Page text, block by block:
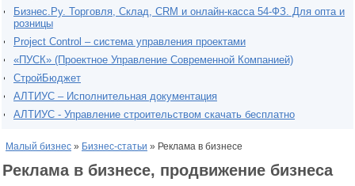
Бизнес.Ру. Торговля, Склад, CRM и онлайн-касса 54-ФЗ. Для опта и
розницы
Project Сontrol – система управления проектами
«ПУСК» (Проектное Управление Современной Компанией)
СтройБюджет
АЛТИУС – Исполнительная документация
АЛТИУС - Управление строительством скачать бесплатно
Малый бизнес » Бизнес-статьи » Реклама в бизнесе
Реклама в бизнесе, продвижение бизнеса